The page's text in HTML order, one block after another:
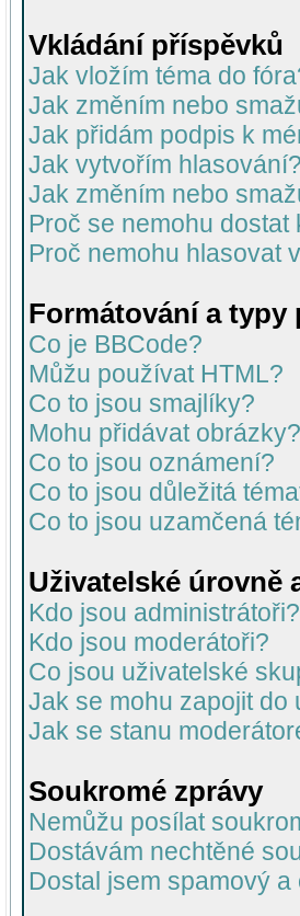
Vkládání příspěvků
Jak vložím téma do
Jak změním nebo
Jak přidám podpis k
Jak vytvořím hlasování?
Jak změním nebo
Proč se nemohu dostat
Proč nemohu hlasovat
Formátování a typy
Co je BBCode?
Můžu používat HTML?
Co to jsou smajlíky?
Mohu přidávat obrázky?
Co to jsou oznámení?
Co to jsou důležitá
Co to jsou uzamčená
Uživatelské úrovně
Kdo jsou administrátoři?
Kdo jsou moderátoři?
Co jsou uživatelské
Jak se mohu zapojit do
Jak se stanu
Soukromé zprávy
Nemůžu posílat
Dostávám nechtěné
Dostal jsem spamový